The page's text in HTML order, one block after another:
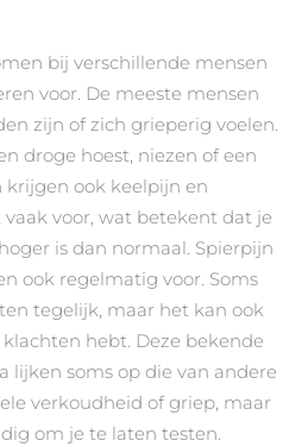
bij verschillende mensen
voor. De meeste mensen
zijn of zich grieperig voelen.
droge hoest, niezen of een
krijgen ook keelpijn en
voor, wat betekent dat je
is dan normaal. Spierpijn
ook regelmatig voor. Soms
tegelijk, maar het kan ook
hebt. Deze bekende
lijken soms op die van andere
verkoudheid of griep, maar
om je te laten testen.